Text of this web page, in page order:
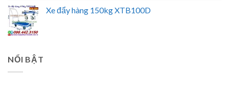
Xe đẩy hàng 150kg XTB100D
NỔI BẬT